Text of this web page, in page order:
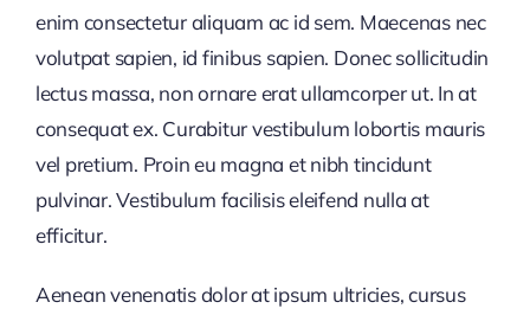
enim consectetur aliquam ac id sem. Maecenas nec
volutpat sapien, id finibus sapien. Donec sollicitudin
lectus massa, non ornare erat ullamcorper ut. In at
consequat ex. Curabitur vestibulum lobortis mauris
vel pretium. Proin eu magna et nibh tincidunt
pulvinar. Vestibulum facilisis eleifend nulla at
efficitur.
Aenean venenatis dolor at ipsum ultricies, cursus